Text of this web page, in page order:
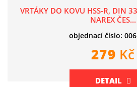
VRTÁKY DO KOVU HSS-R, DIN
NAREX ČES...
objednací číslo:
279 Kč
DETAIL